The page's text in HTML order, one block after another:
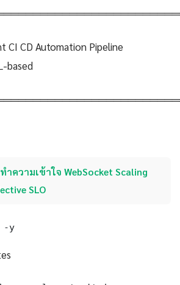
CI CD Automation Pipeline
based
ทำความเข้าใจ WebSocket Scaling
SLO
-y